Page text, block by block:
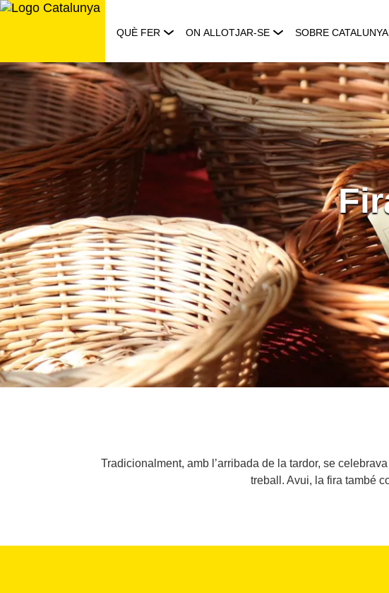
Saltar
QUÈ FER ON ALLOTJAR-SE SOBRE CATALUNYA
Tradicionalment, amb l’arribada de la tardor, se
treball. Avui, la fira també